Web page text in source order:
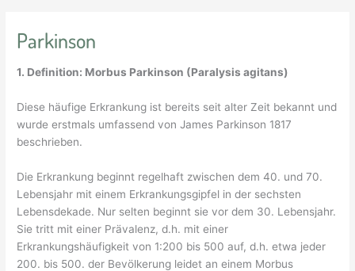
Parkinson
1. Definition: Morbus Parkinson (Paralysis agitans)
Diese häufige Erkrankung ist bereits seit alter Zeit bekannt und
wurde erstmals umfassend von James Parkinson 1817
beschrieben.
Die Erkrankung beginnt regelhaft zwischen dem 40. und 70.
Lebensjahr mit einem Erkrankungsgipfel in der sechsten
Lebensdekade. Nur selten beginnt sie vor dem 30. Lebensjahr.
Sie tritt mit einer Prävalenz, d.h. mit einer
Erkrankungshäufigkeit von 1:200 bis 500 auf, d.h. etwa jeder
200. bis 500. der Bevölkerung leidet an einem Morbus